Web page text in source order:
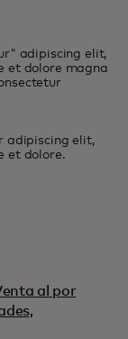
adipiscing elit,
et dolore magna
adipiscing elit,
et dolore.
al por